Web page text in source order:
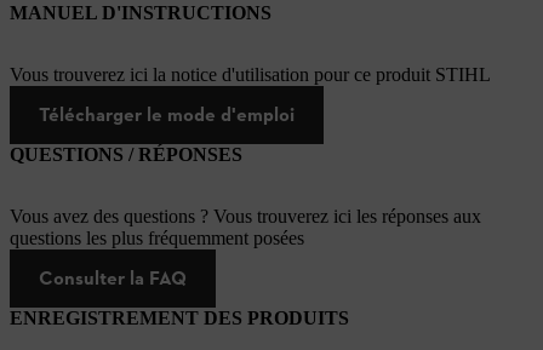
MANUEL D'INSTRUCTIONS
Vous trouverez ici la notice d'utilisation pour ce produit STIHL
Télécharger le mode d'emploi
QUESTIONS / RÉPONSES
Vous avez des questions ? Vous trouverez ici les réponses aux
questions les plus fréquemment posées
Consulter la FAQ
ENREGISTREMENT DES PRODUITS